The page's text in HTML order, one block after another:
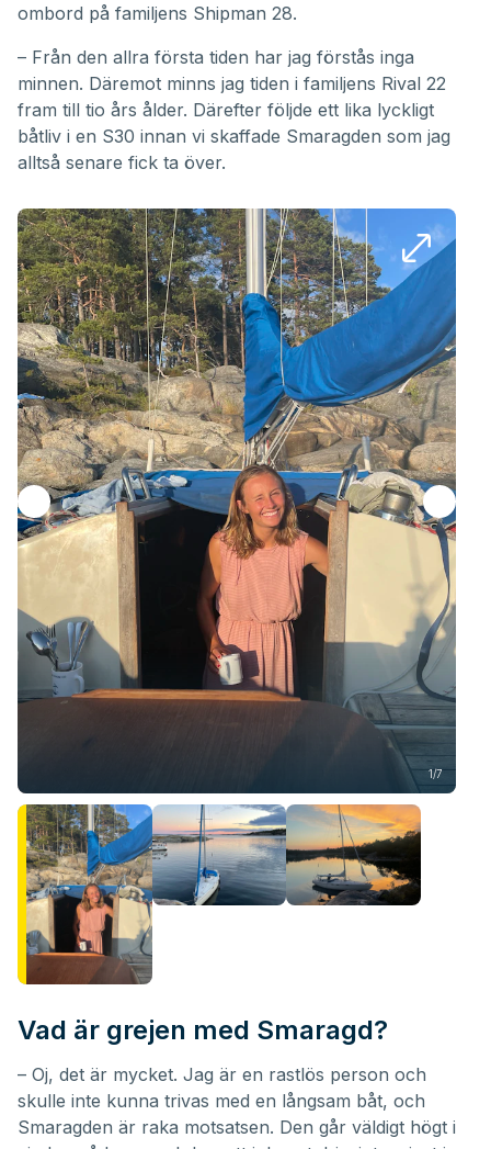
ombord på familjens Shipman 28.
– Från den allra första tiden har jag förstås inga
minnen. Däremot minns jag tiden i familjens Rival 22
fram till tio års ålder. Därefter följde ett lika lyckligt
båtliv i en S30 innan vi skaffade Smaragden som jag
alltså senare fick ta över.
1/7
Vad är grejen med Smaragd?
– Oj, det är mycket. Jag är en rastlös person och
skulle inte kunna trivas med en långsam båt, och
Smaragden är raka motsatsen. Den går väldigt högt i